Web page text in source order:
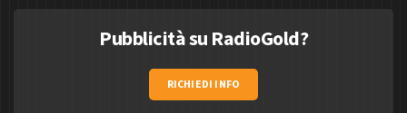
Pubblicità su RadioGold?
RICHIEDI INFO